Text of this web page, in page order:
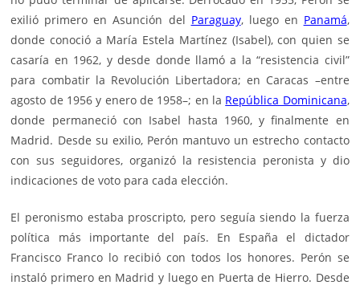
exilió primero en Asunción del Paraguay, luego en Panamá,
donde conoció a María Estela Martínez (Isabel), con quien se
casaría en 1962, y desde donde llamó a la “resistencia civil”
para combatir la Revolución Libertadora; en Caracas –entre
agosto de 1956 y enero de 1958–; en la República Dominicana,
donde permaneció con Isabel hasta 1960, y finalmente en
Madrid. Desde su exilio, Perón mantuvo un estrecho contacto
con sus seguidores, organizó la resistencia peronista y dio
indicaciones de voto para cada elección.
El peronismo estaba proscripto, pero seguía siendo la fuerza
política más importante del país. En España el dictador
Francisco Franco lo recibió con todos los honores. Perón se
instaló primero en Madrid y luego en Puerta de Hierro. Desde